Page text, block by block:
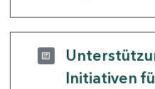
Initiativen